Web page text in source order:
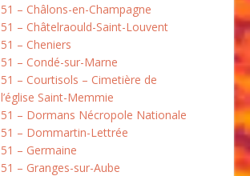
51 – Châlons-en-Champagne
51 – Châtelraould-Saint-Louvent
51 – Cheniers
51 – Condé-sur-Marne
51 – Courtisols – Cimetière de
l’église Saint-Memmie
51 – Dormans Nécropole Nationale
51 – Dommartin-Lettrée
51 – Germaine
51 – Granges-sur-Aube